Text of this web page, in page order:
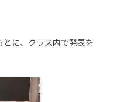
に、クラス内で発表を